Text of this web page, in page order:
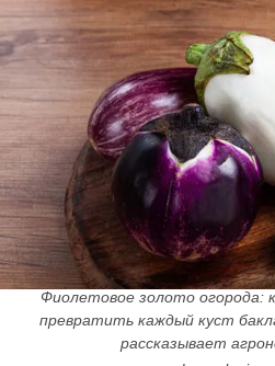
Фиолетовое золото огорода:
превратить каждый куст
рассказывает